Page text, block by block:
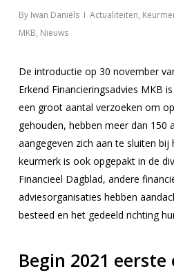
By Iwan Daniëls Actualiteiten,
MKB, Nieuws
De introductie op 30 november
Erkend Financieringsadvies MKB
een groot aantal verzoeken om
gehouden, hebben meer dan 150
aangegeven zich aan te sluiten bij
keurmerk is ook opgepakt in de
Financieel Dagblad, andere
adviesorganisaties hebben
besteed en het gedeeld richting
Begin 2021